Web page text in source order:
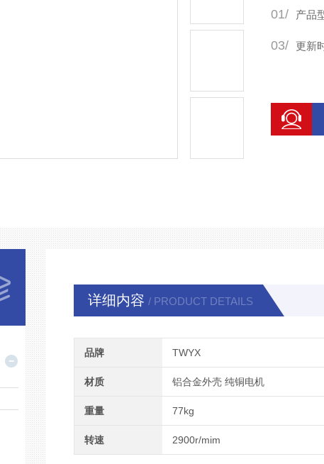
01/ 产品
03/ 更新
详细内容 / PRODUCT DETAILS
品牌 TWYX
材质 铝合金外壳 纯铜电机
重量 77kg
转速 2900r/mim